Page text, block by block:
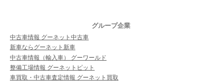
グループ企業
中古車情報 グーネット中古車
新車ならグーネット新車
中古車情報（輸入車） グーワールド
整備工場情報 グーネットピット
車買取・中古車査定情報 グーネット買取